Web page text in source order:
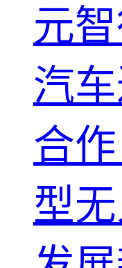
元
汽
合
型